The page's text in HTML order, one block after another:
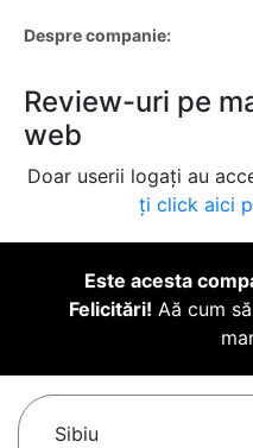
Despre companie:
Review-uri pe
web
Doar userii logați au
ți click aici
Este acesta
Felicitări! Aă cum
Sibiu